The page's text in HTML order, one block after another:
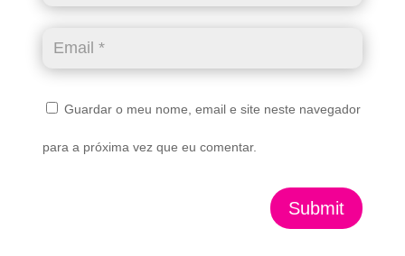
Guardar o meu nome, email e site neste navegador
para a próxima vez que eu comentar.
Submit